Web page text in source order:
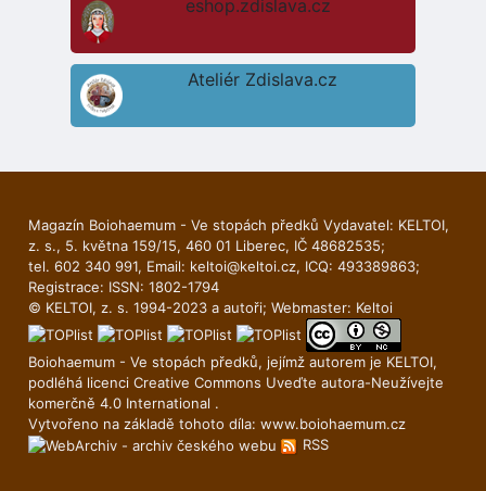
eshop.zdislava.cz
Ateliér Zdislava.cz
Magazín Boiohaemum - Ve stopách předků Vydavatel: KELTOI,
z. s., 5. května 159/15, 460 01 Liberec, IČ 48682535;
tel. 602 340 991, Email: keltoi@keltoi.cz, ICQ: 493389863;
Registrace: ISSN: 1802-1794
© KELTOI, z. s. 1994-2023 a autoři; Webmaster: Keltoi
Boiohaemum - Ve stopách předků, jejímž autorem je KELTOI,
podléhá licenci Creative Commons Uveďte autora-Neuží­vejte
komerčně 4.0 International .
Vytvořeno na základě tohoto díla: www.boiohaemum.cz
RSS